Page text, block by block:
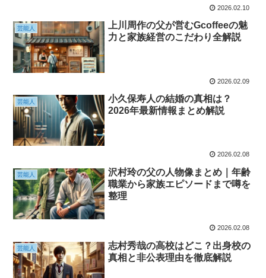
2026.02.10
芸能人
上川周作の父が営むGcoffeeの魅
力と家族経営のこだわり全解説
2026.02.09
芸能人
小久保寿人の結婚の真相は？
2026年最新情報まとめ解説
2026.02.08
芸能人
沢村玲の父の人物像まとめ｜年齢
職業から家族エピソードまで噂を
整理
2026.02.08
芸能人
志村秀哉の高校はどこ？出身校の
真相と非公表理由を徹底解説